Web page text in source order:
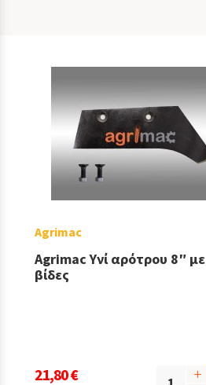
Agrimac
Agrimac Υνί αρότρου 8″ με
βίδες
21,80 €